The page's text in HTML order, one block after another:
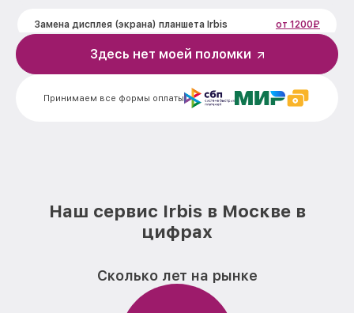
Замена дисплея (экрана) планшета Irbis от 1200₽
Замена корпуса планшета Irbis
Замена аккумулятора планшета Irbis от 500₽
Принимаем все формы оплаты
Здесь нет моей поломки
Наш сервис Irbis в Москве в
цифрах
Сколько лет на рынке